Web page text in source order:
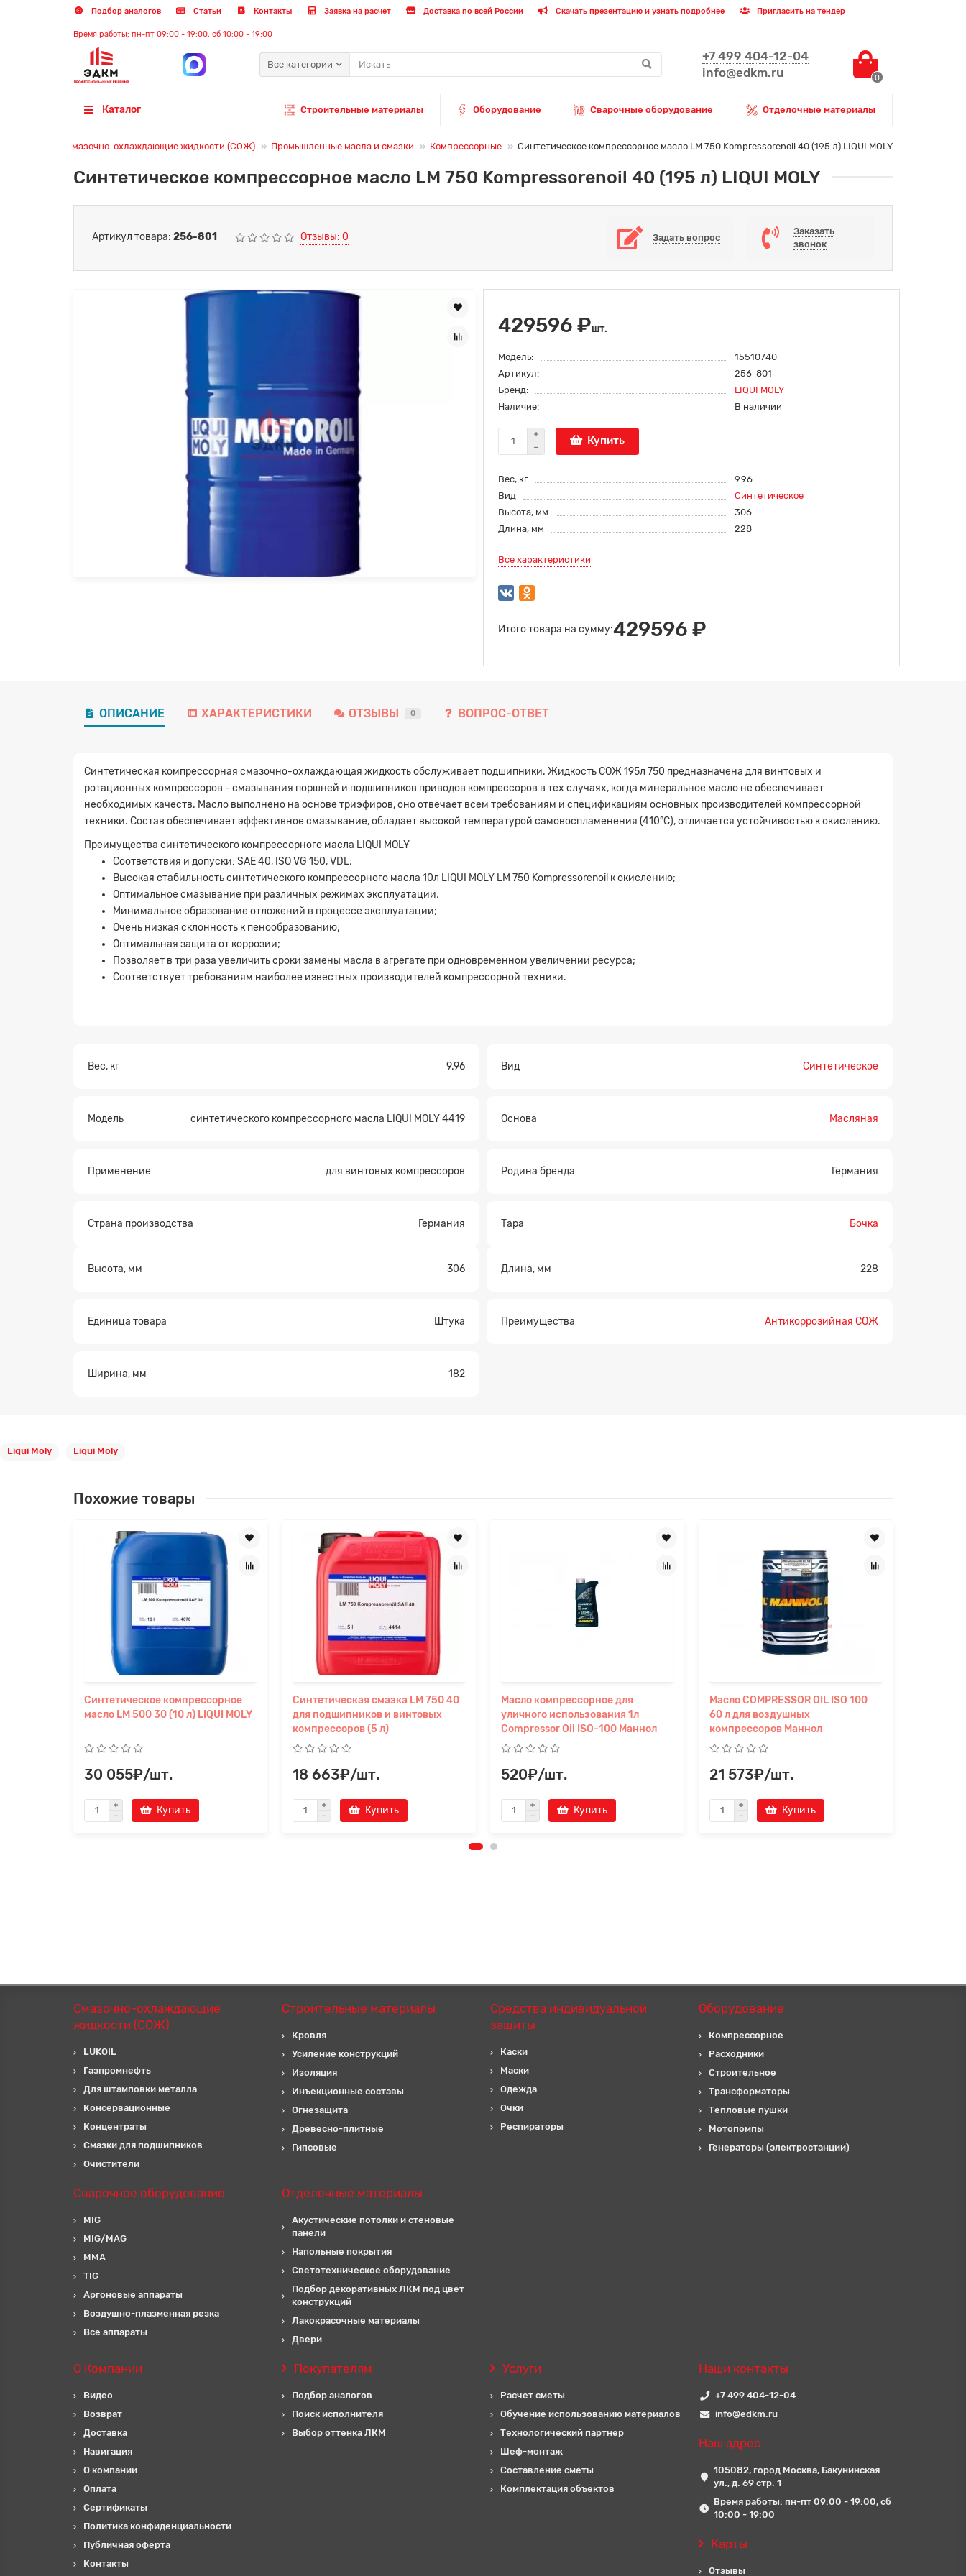
Подбор аналогов Статьи Контакты Заявка на расчет Доставка по всей России Скачать презентацию и узнать подробнее Пригласить на тендер
Время работы: пн-пт 09:00 - 19:00, сб 10:00 - 19:00
Все категории
+7 499 404-12-04
info@edkm.ru
0
Каталог Строительные материалы Оборудование Сварочные оборудование Отделочные материалы
Смазочно-охлаждающие жидкости (СОЖ) Промышленные масла и смазки Компрессорные Cинтетическое компрессорное масло LM 750 Kompressorenoil 40 (195 л) LIQUI MOLY
Cинтетическое компрессорное масло LM 750 Kompressorenoil 40 (195 л) LIQUI MOLY
Артикул товара: 256-801 Отзывы: 0 Задать вопрос
Заказать
звонок
429596 ₽шт.
Модель:
15510740
Артикул:
256-801
Бренд:
LIQUI MOLY
Наличие:
В наличии
Купить
Вес, кг
9.96
Вид
Синтетическое
Высота, мм
306
Длина, мм
228
Все характеристики
Итого товара на сумму:429596 ₽
ОПИСАНИЕ ХАРАКТЕРИСТИКИ ОТЗЫВЫ 0 ВОПРОС-ОТВЕТ
Синтетическая компрессорная смазочно-охлаждающая жидкость обслуживает подшипники. Жидкость СОЖ 195л 750 предназначена для винтовых и
ротационных компрессоров - смазывания поршней и подшипников приводов компрессоров в тех случаях, когда минеральное масло не обеспечивает
необходимых качеств. Масло выполнено на основе триэфиров, оно отвечает всем требованиям и спецификациям основных производителей компрессорной
техники. Состав обеспечивает эффективное смазывание, обладает высокой температурой самовоспламенения (410°С), отличается устойчивостью к окислению.
Преимущества синтетического компрессорного масла LIQUI MOLY
Соответствия и допуски: SAE 40, ISO VG 150, VDL;
Высокая стабильность синтетического компрессорного масла 10л LIQUI MOLY LM 750 Kompressorenoil к окислению;
Оптимальное смазывание при различных режимах эксплуатации;
Минимальное образование отложений в процессе эксплуатации;
Очень низкая склонность к пенообразованию;
Оптимальная защита от коррозии;
Позволяет в три раза увеличить сроки замены масла в агрегате при одновременном увеличении ресурса;
Соответствует требованиям наиболее известных производителей компрессорной техники.
Вес, кг 9.96 Вид Синтетическое
Модель синтетического компрессорного масла LIQUI MOLY 4419 Основа Масляная
Применение для винтовых компрессоров Родина бренда Германия
Страна производства Германия Тара Бочка
Высота, мм 306 Длина, мм 228
Единица товара Штука Преимущества Антикоррозийная СОЖ
Ширина, мм 182
Liqui Moly Liqui Moly
Похожие товары
Синтетическое компрессорное
масло LM 500 30 (10 л) LIQUI MOLY
30 055₽/шт.
Купить
Cинтетическая смазка LM 750 40
для подшипников и винтовых
компрессоров (5 л)
18 663₽/шт.
Купить
Mасло компрессорное для
уличного использования 1л
Compressor Oil ISO-100 Маннол
520₽/шт.
Купить
Масло COMPRESSOR OIL ISO 100
60 л для воздушных
компрессоров Маннол
21 573₽/шт.
Купить
Смазочно-охлаждающие
жидкости (СОЖ)
LUKOIL
Газпромнефть
Для штамповки металла
Консервационные
Концентраты
Смазки для подшипников
Очистители
Строительные материалы
Кровля
Усиление конструкций
Изоляция
Инъекционные составы
Огнезащита
Древесно-плитные
Гипсовые
Средства индивидуальной
защиты
Каски
Маски
Одежда
Очки
Респираторы
Оборудование
Компрессорное
Расходники
Строительное
Трансформаторы
Тепловые пушки
Мотопомпы
Генераторы (электростанции)
Сварочное оборудование
MIG
MIG/MAG
MMA
TIG
Аргоновые аппараты
Воздушно-плазменная резка
Все аппараты
Отделочные материалы
Акустические потолки и стеновые
панели
Напольные покрытия
Светотехническое оборудование
Подбор декоративных ЛКМ под цвет
конструкций
Лакокрасочные материалы
Двери
О Компании
Видео
Возврат
Доставка
Навигация
О компании
Оплата
Сертификаты
Политика конфиденциальности
Публичная оферта
Контакты
Покупателям
Подбор аналогов
Поиск исполнителя
Выбор оттенка ЛКМ
Услуги
Расчет сметы
Обучение использованию материалов
Технологический партнер
Шеф-монтаж
Составление сметы
Комплектация объектов
Наши контакты
+7 499 404-12-04
info@edkm.ru
Наш адрес
105082, город Москва, Бакунинская
ул., д. 69 стр. 1
Время работы: пн-пт 09:00 - 19:00, сб
10:00 - 19:00
Карты
Отзывы
Заявка на расчет